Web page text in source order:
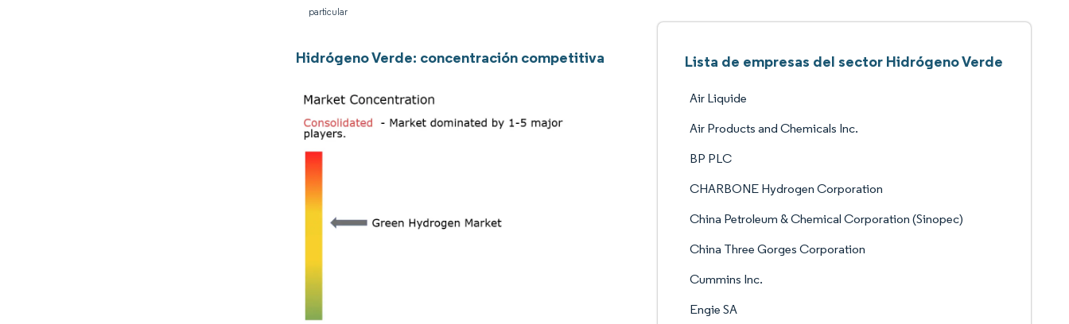
particular
Hidrógeno Verde: concentración competitiva Lista de empresas del sector Hidrógeno Verde
Air Liquide
Air Products and Chemicals Inc.
BP PLC
CHARBONE Hydrogen Corporation
China Petroleum & Chemical Corporation (Sinopec)
China Three Gorges Corporation
Cummins Inc.
Engie SA